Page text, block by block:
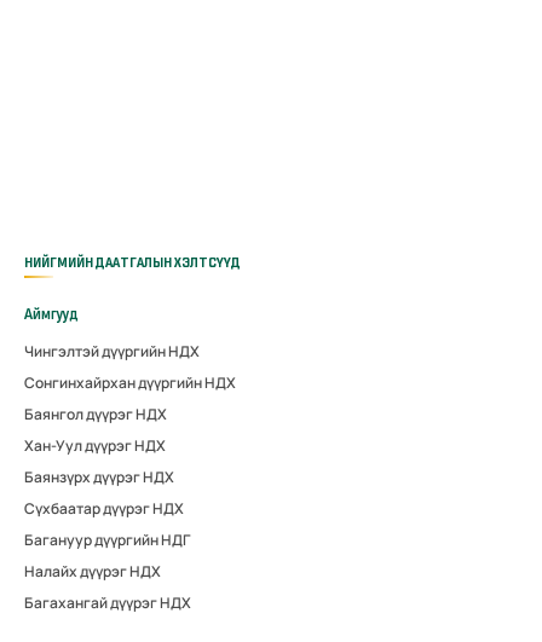
НИЙГМИЙН ДААТГАЛЫН ХЭЛТСҮҮД
Аймгууд
Чингэлтэй дүүргийн НДХ
Сонгинхайрхан дүүргийн НДХ
Баянгол дүүрэг НДХ
Хан-Уул дүүрэг НДХ
Баянзүрх дүүрэг НДХ
Сүхбаатар дүүрэг НДХ
Багануур дүүргийн НДГ
Налайх дүүрэг НДХ
Багахангай дүүрэг НДХ